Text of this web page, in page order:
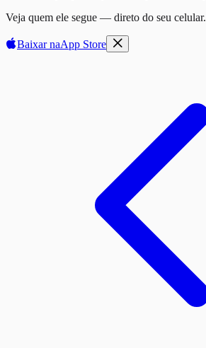
Veja quem ele segue — direto do seu celular.
Baixar naApp Store